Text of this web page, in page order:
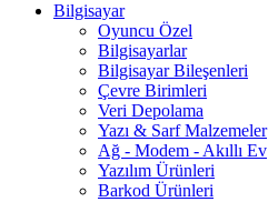
Bilgisayar
Oyuncu Özel
Bilgisayarlar
Bilgisayar Bileşenleri
Çevre Birimleri
Veri Depolama
Yazı & Sarf Malzemeler
Ağ - Modem - Akıllı Ev
Yazılım Ürünleri
Barkod Ürünleri